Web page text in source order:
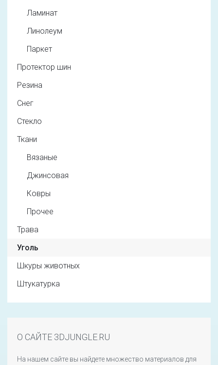
Ламинат
Линолеум
Паркет
Протектор шин
Резина
Снег
Стекло
Ткани
Вязаные
Джинсовая
Ковры
Прочее
Трава
Уголь
Шкуры животных
Штукатурка
О САЙТЕ 3DJUNGLE.RU
На нашем сайте вы найдете множество материалов для